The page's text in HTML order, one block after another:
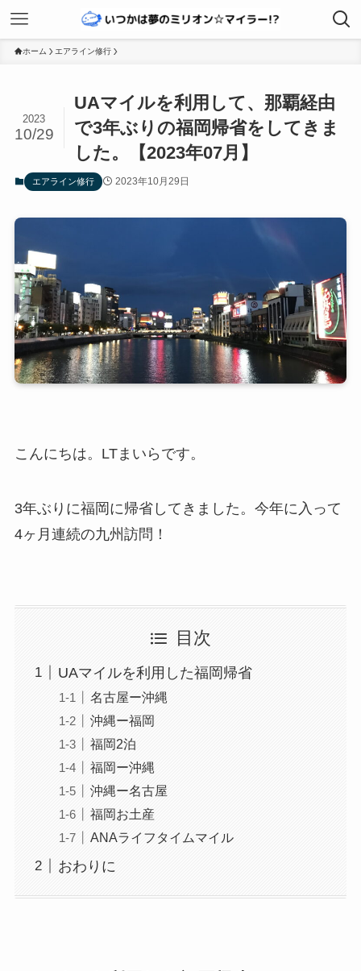
ホーム エアライン修行
UAマイルを利用して、那覇経由
で3年ぶりの福岡帰省をしてきま
した。【2023年07月】
2023
10/29
エアライン修行 2023年10月29日
こんにちは。LTまいらです。
3年ぶりに福岡に帰省してきました。今年に入って
4ヶ月連続の九州訪問！
目次
UAマイルを利用した福岡帰省
名古屋ー沖縄
沖縄ー福岡
福岡2泊
福岡ー沖縄
沖縄ー名古屋
福岡お土産
ANAライフタイムマイル
おわりに